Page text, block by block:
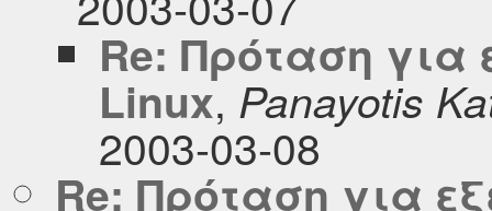
Re: Πρόταση για
Linux, Panayotis
2003-03-08
Re: Πρόταση για